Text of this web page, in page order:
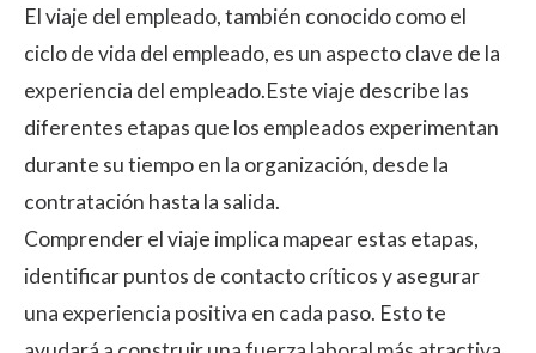
El viaje del empleado, también conocido como el
ciclo de vida del empleado, es un aspecto clave de la
experiencia del empleado.Este viaje describe las
diferentes etapas que los empleados experimentan
durante su tiempo en la organización, desde la
contratación hasta la salida.
Comprender el viaje implica mapear estas etapas,
identificar puntos de contacto críticos y asegurar
una experiencia positiva en cada paso. Esto te